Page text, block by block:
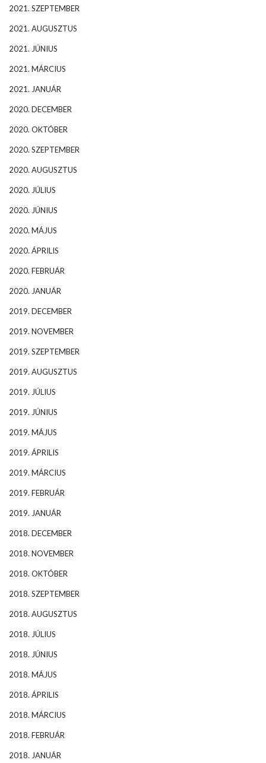
2021. SZEPTEMBER
2021. AUGUSZTUS
2021. JÚNIUS
2021. MÁRCIUS
2021. JANUÁR
2020. DECEMBER
2020. OKTÓBER
2020. SZEPTEMBER
2020. AUGUSZTUS
2020. JÚLIUS
2020. JÚNIUS
2020. MÁJUS
2020. ÁPRILIS
2020. FEBRUÁR
2020. JANUÁR
2019. DECEMBER
2019. NOVEMBER
2019. SZEPTEMBER
2019. AUGUSZTUS
2019. JÚLIUS
2019. JÚNIUS
2019. MÁJUS
2019. ÁPRILIS
2019. MÁRCIUS
2019. FEBRUÁR
2019. JANUÁR
2018. DECEMBER
2018. NOVEMBER
2018. OKTÓBER
2018. SZEPTEMBER
2018. AUGUSZTUS
2018. JÚLIUS
2018. JÚNIUS
2018. MÁJUS
2018. ÁPRILIS
2018. MÁRCIUS
2018. FEBRUÁR
2018. JANUÁR